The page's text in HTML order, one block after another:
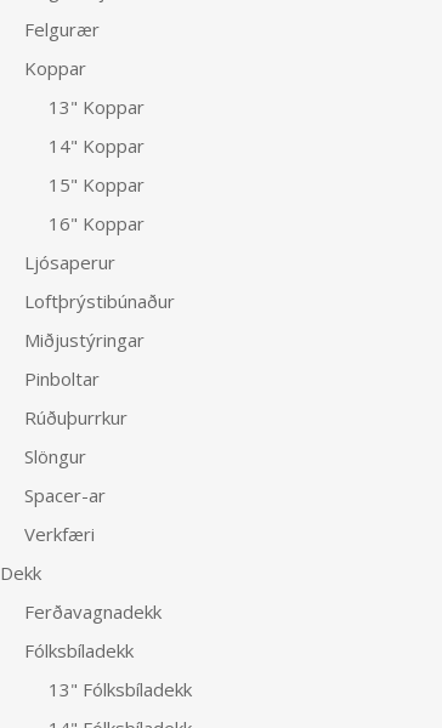
Felgurær
Koppar
13" Koppar
14" Koppar
15" Koppar
16" Koppar
Ljósaperur
Loftþrýstibúnaður
Miðjustýringar
Pinboltar
Rúðuþurrkur
Slöngur
Spacer-ar
Verkfæri
Dekk
Ferðavagnadekk
Fólksbíladekk
13" Fólksbíladekk